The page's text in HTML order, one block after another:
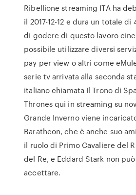
Ribellione streaming ITA ha
il 2017-12-12 e dura un totale
di godere di questo lavoro
possibile utilizzare diversi
pay per view o altri come
serie tv arrivata alla seconda
italiano chiamata Il Trono di
Thrones qui in streaming su
Grande Inverno viene
Baratheon, che è anche suo
il ruolo di Primo Cavaliere del
del Re, e Eddard Stark non
accettare.